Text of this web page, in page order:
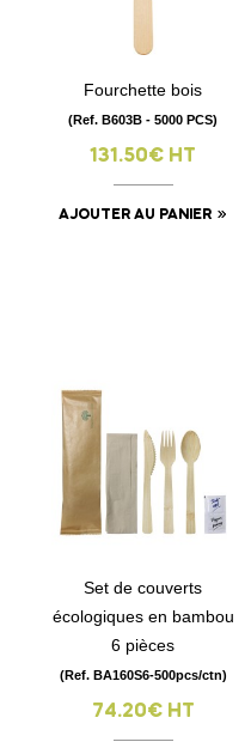
Fourchette bois
(Ref. B603B - 5000 PCS)
131.50€ HT
AJOUTER AU PANIER
Set de couverts
écologiques en bambou
6 pièces
(Ref. BA160S6-500pcs/ctn)
74.20€ HT